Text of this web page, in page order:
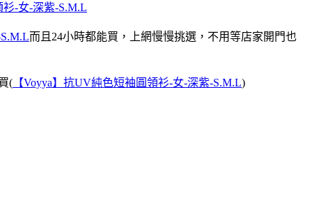
衫-女-深紫-S.M.L
而且24小時都能買，上網慢慢挑選，不用等店家開門也
( 【Voyya】抗UV純色短袖圓領衫-女-深紫-S.M.L)